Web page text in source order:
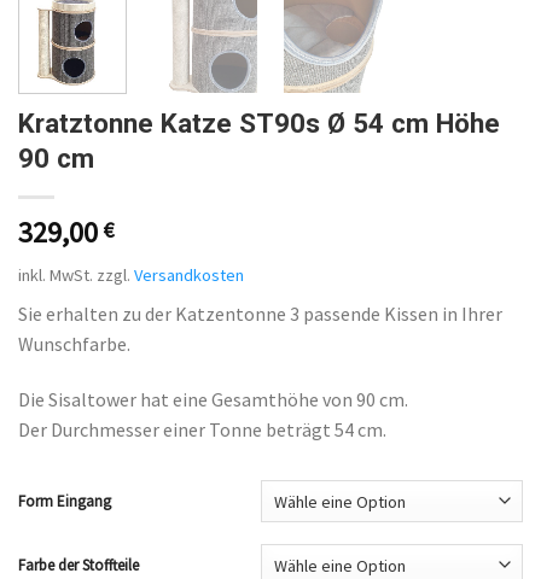
Kratztonne Katze ST90s Ø 54 cm Höhe
90 cm
329,00 €
inkl. MwSt. zzgl. Versandkosten
Sie erhalten zu der Katzentonne 3 passende Kissen in Ihrer
Wunschfarbe.
Die Sisaltower hat eine Gesamthöhe von 90 cm.
Der Durchmesser einer Tonne beträgt 54 cm.
Form Eingang
Farbe der Stoffteile